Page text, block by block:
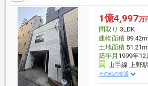
1億4,997万
間取り 3LDK
建物面積89.42m
土地面積51.21m
築年月 1999年
山手線 上野
その他の交通